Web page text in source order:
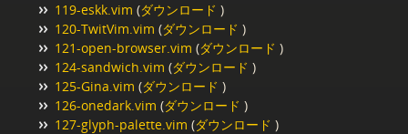
119-eskk.vim (ダウンロード )
120-TwitVim.vim (ダウンロード )
121-open-browser.vim (ダウンロード )
124-sandwich.vim (ダウンロード )
125-Gina.vim (ダウンロード )
126-onedark.vim (ダウンロード )
127-glyph-palette.vim (ダウンロード )